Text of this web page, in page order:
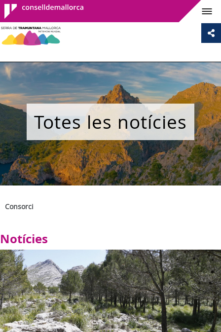
Consell de
Mallorca
Totes les notícies
Consorci
Notícies